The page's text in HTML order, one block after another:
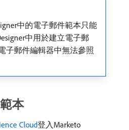
中的電子郵件範本只能
中用於建立電子郵
子郵件編輯器中無法參照
本
Cloud登入Marketo